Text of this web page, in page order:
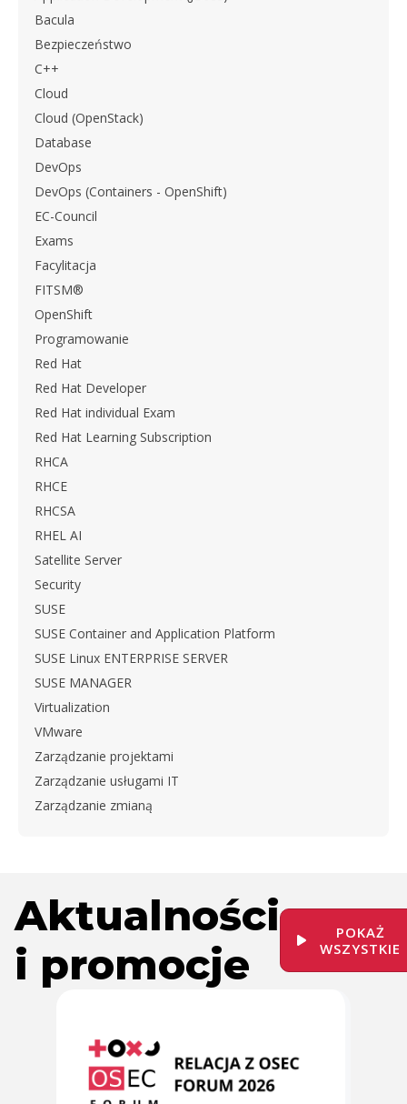
Bacula
Bezpieczeństwo
C++
Cloud
Cloud (OpenStack)
Database
DevOps
DevOps (Containers - OpenShift)
EC-Council
Exams
Facylitacja
FITSM®
OpenShift
Programowanie
Red Hat
Red Hat Developer
Red Hat individual Exam
Red Hat Learning Subscription
RHCA
RHCE
RHCSA
RHEL AI
Satellite Server
Security
SUSE
SUSE Container and Application Platform
SUSE Linux ENTERPRISE SERVER
SUSE MANAGER
Virtualization
VMware
Zarządzanie projektami
Zarządzanie usługami IT
Zarządzanie zmianą
Aktualności
i promocje
POKAŻ
WSZYSTKIE